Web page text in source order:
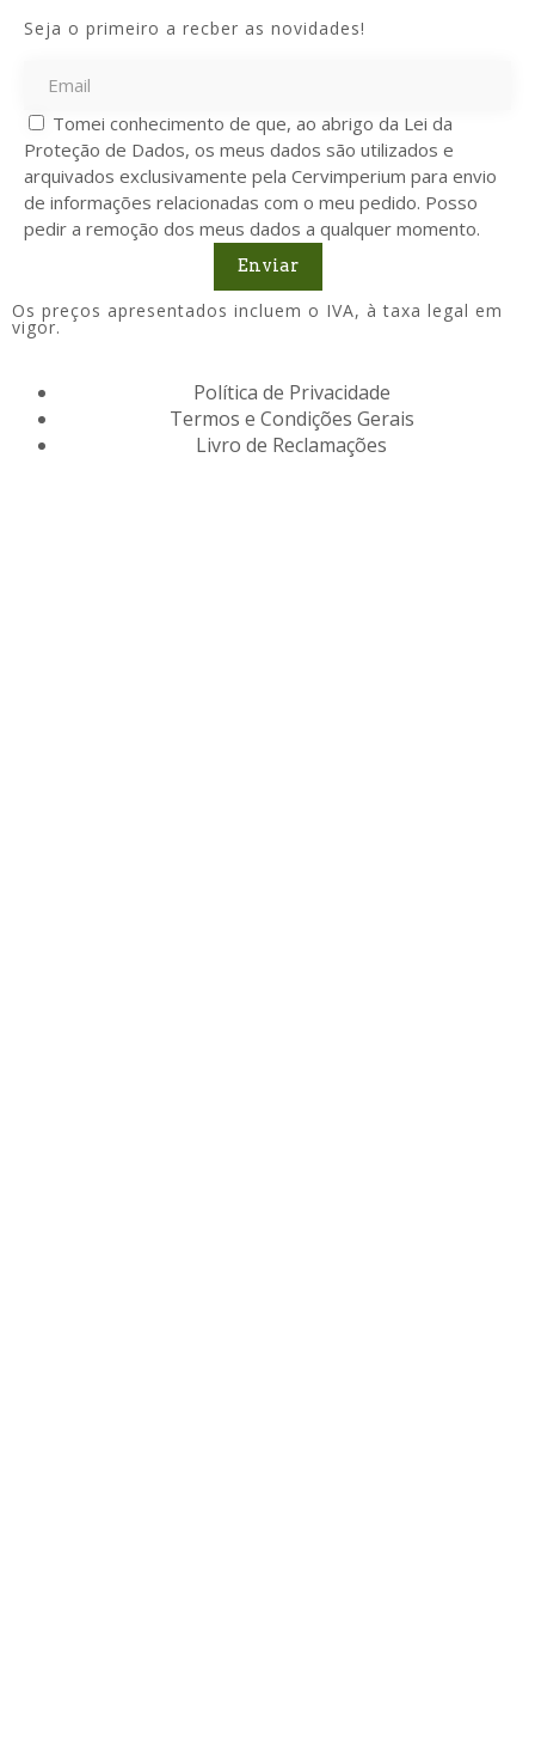
Seja o primeiro a recber as novidades!
Tomei conhecimento de que, ao abrigo da Lei da
Proteção de Dados, os meus dados são utilizados e
arquivados exclusivamente pela Cervimperium para envio
de informações relacionadas com o meu pedido. Posso
pedir a remoção dos meus dados a qualquer momento.
Enviar
Os preços apresentados incluem o IVA, à taxa legal em
vigor.
Política de Privacidade
Termos e Condições Gerais
Livro de Reclamações